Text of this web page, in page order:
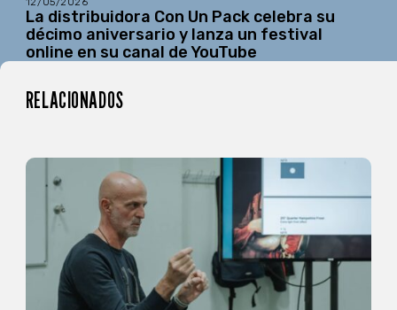
La distribuidora Con Un Pack celebra su
décimo aniversario y lanza un festival
online en su canal de YouTube
RELACIONADOS